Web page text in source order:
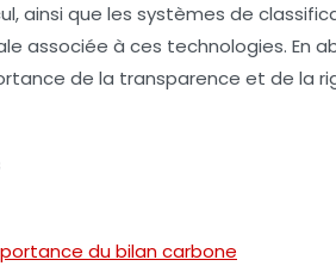
ainsi que les systèmes de
associée à ces technologies. En
de la transparence et de la
du bilan carbone